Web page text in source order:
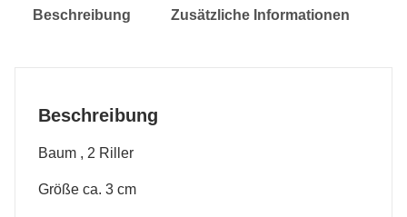
Beschreibung Zusätzliche Informationen
Beschreibung
Baum , 2 Riller
Größe ca. 3 cm